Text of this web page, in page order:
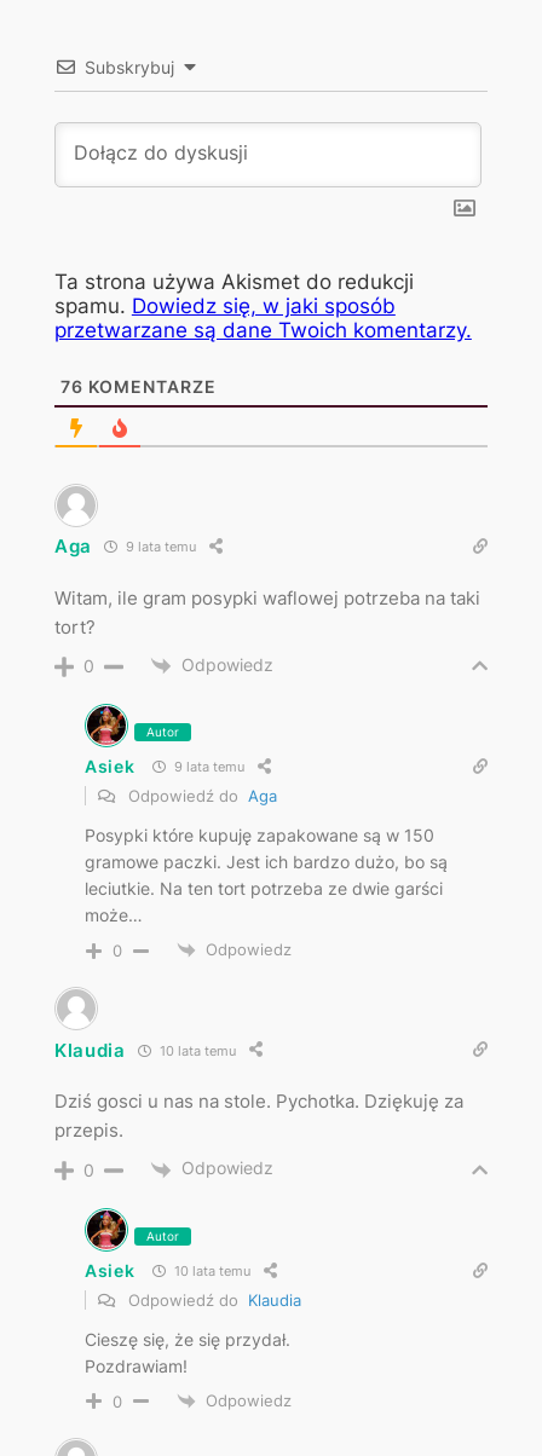
Subskrybuj
Ta strona używa Akismet do redukcji
spamu. Dowiedz się, w jaki sposób
przetwarzane są dane Twoich komentarzy.
76 KOMENTARZE
Aga 9 lata temu
Witam, ile gram posypki waflowej potrzeba na taki
tort?
0 Odpowiedz
Autor
Asiek 9 lata temu
Odpowiedź do Aga
Posypki które kupuję zapakowane są w 150
gramowe paczki. Jest ich bardzo dużo, bo są
leciutkie. Na ten tort potrzeba ze dwie garści
może…
0 Odpowiedz
Klaudia 10 lata temu
Dziś gosci u nas na stole. Pychotka. Dziękuję za
przepis.
0 Odpowiedz
Autor
Asiek 10 lata temu
Odpowiedź do Klaudia
Cieszę się, że się przydał.
Pozdrawiam!
0 Odpowiedz